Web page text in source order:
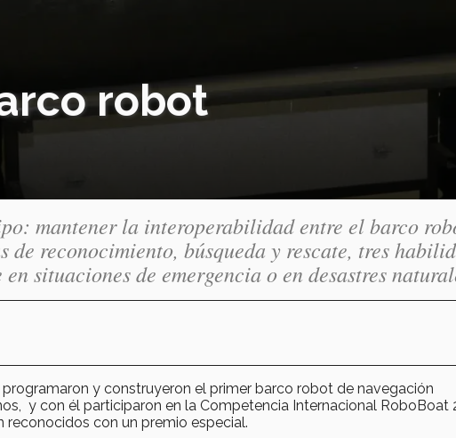
robot
mantener la interoperabilidad entre el barco
de reconocimiento, búsqueda y rescate, tres
situaciones de emergencia o en desastres
y construyeron el primer barco robot de navegación
y con él participaron en la Competencia Internacional RoboBoat
reconocidos con un premio especial.